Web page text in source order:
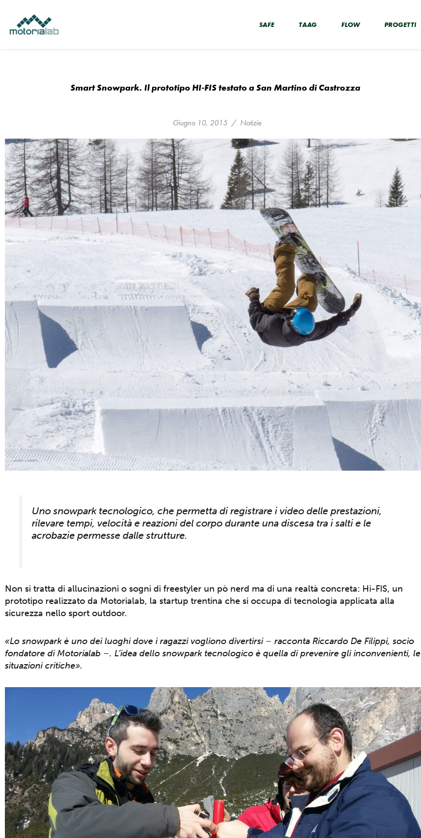
contenuto
SAFE TAAG FLOW PROGETTI
Smart Snowpark. Il prototipo HI-FIS testato a San Martino di Castrozza
Giugno 10, 2015 / Notizie
Uno snowpark tecnologico, che permetta di registrare i video delle prestazioni,
rilevare tempi, velocità e reazioni del corpo durante una discesa tra i salti e le
acrobazie permesse dalle strutture.
Non si tratta di allucinazioni o sogni di freestyler un pò nerd ma di una realtà concreta: Hi-FIS, un
prototipo realizzato da Motorialab, la startup trentina che si occupa di tecnologia applicata alla
sicurezza nello sport outdoor.
«Lo snowpark è uno dei luoghi dove i ragazzi vogliono divertirsi – racconta Riccardo De Filippi, socio
fondatore di Motorialab –. L’idea dello snowpark tecnologico è quella di prevenire gli inconvenienti, le
situazioni critiche».